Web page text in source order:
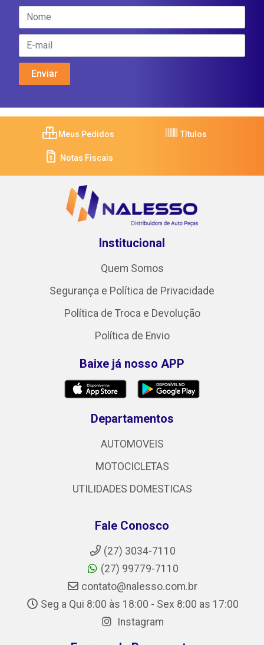
Meus Pedidos Títulos
Notas Fiscais
Institucional
Quem Somos
Segurança e Política de Privacidade
Política de Troca e Devolução
Política de Envio
Baixe já nosso APP
Departamentos
AUTOMOVEIS
MOTOCICLETAS
UTILIDADES DOMESTICAS
Fale Conosco
(27) 3034-7110
(27) 99779-7110
contato@nalesso.com.br
Seg a Qui 8:00 às 18:00 - Sex 8:00 as 17:00
Instagram